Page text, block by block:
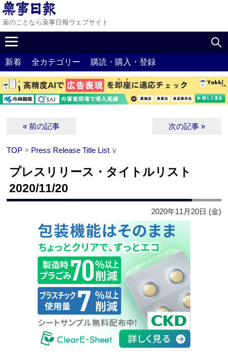
薬のことなら薬事日報ウェブサイト
新着 全カテゴリー 購読・購入・登録
« 前の記事 次の記事 »
TOP > Press Release Title List ∨
プレスリリース・タイトルリスト
2020/11/20
2020年11月20日 (金)